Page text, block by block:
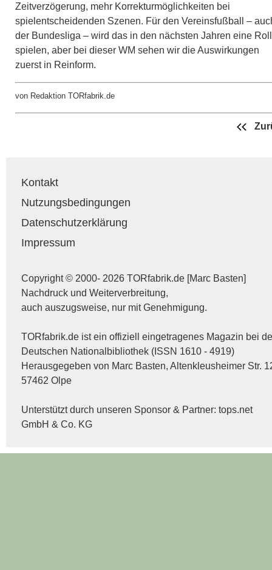
Zeitverzögerung, mehr Korrekturmöglichkeiten bei
spielentscheidenden Szenen. Für den Vereinsfußball –
der Bundesliga – wird das in den nächsten Jahren eine
spielen, aber bei dieser WM sehen wir die Auswirkungen
zuerst in Reinform.
von Redaktion TORfabrik.de
Kontakt
Nutzungsbedingungen
Datenschutzerklärung
Impressum
Copyright © 2000- 2026 TORfabrik.de [Marc Basten]
Nachdruck und Weiterverbreitung,
auch auszugsweise, nur mit Genehmigung.
TORfabrik.de ist ein offiziell eingetragenes Magazin bei
Deutschen Nationalbibliothek (ISSN 1610 - 4919)
Herausgegeben von Marc Basten, Altenkleusheimer Str.
57462 Olpe
Unterstützt durch unseren Sponsor & Partner: tops.net
GmbH & Co. KG